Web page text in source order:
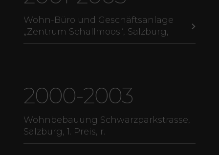
Wohn-Büro und Geschäftsanlage
„Zentrum Schallmoos“, Salzburg,
2000-2003
Wohnbebauung Schwarzparkstrasse,
Salzburg, 1. Preis, r.